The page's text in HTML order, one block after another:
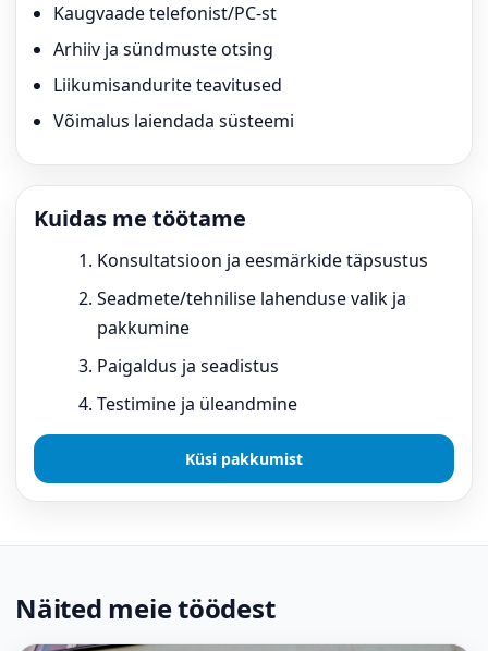
Kaugvaade telefonist/PC-st
Arhiiv ja sündmuste otsing
Liikumisandurite teavitused
Võimalus laiendada süsteemi
Kuidas me töötame
Konsultatsioon ja eesmärkide täpsustus
Seadmete/tehnilise lahenduse valik ja
pakkumine
Paigaldus ja seadistus
Testimine ja üleandmine
Küsi pakkumist
Näited meie töödest